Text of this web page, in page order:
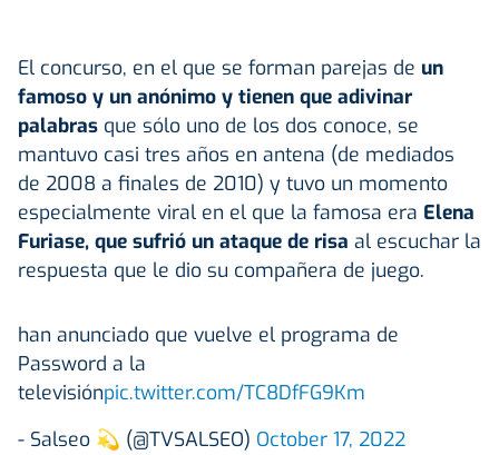
El concurso, en el que se forman parejas de un
famoso y un anónimo y tienen que adivinar
palabras que sólo uno de los dos conoce, se
mantuvo casi tres años en antena (de mediados
de 2008 a finales de 2010) y tuvo un momento
especialmente viral en el que la famosa era Elena
Furiase, que sufrió un ataque de risa al escuchar la
respuesta que le dio su compañera de juego.
han anunciado que vuelve el programa de
Password a la
televisiónpic.twitter.com/TC8DfFG9Km
- Salseo 💫 (@TVSALSEO) October 17, 2022